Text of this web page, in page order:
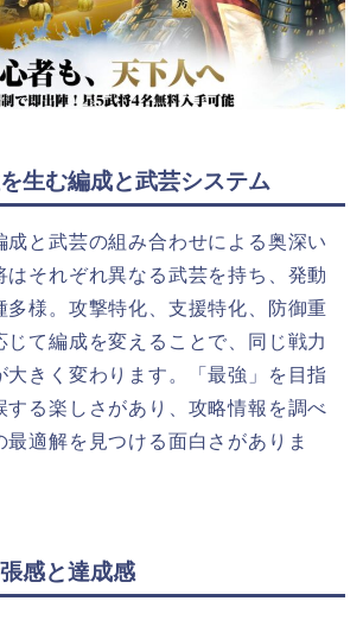
生む編成と武芸システム
成と武芸の組み合わせによる奥深い
はそれぞれ異なる武芸を持ち、発動
多様。攻撃特化、支援特化、防御重
じて編成を変えることで、同じ戦力
大きく変わります。「最強」を目指
する楽しさがあり、攻略情報を調べ
最適解を見つける面白さがありま
感と達成感